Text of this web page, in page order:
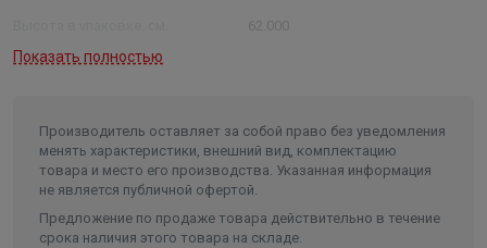
62.000
Вес в упаковке, кг
Длина 760
Ширина 560
Объем 0.263872
Показать полностью
Производитель оставляет за собой право без уведомления
менять характеристики, внешний вид, комплектацию
товара и место его производства. Указанная информация
не является публичной офертой.
Предложение по продаже товара действительно в течение
срока наличия этого товара на складе.